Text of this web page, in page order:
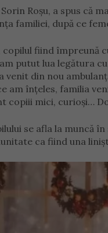
Roșu, a spus că
familiei, după ce
copilul fiind împreună
putut lua legătura
venit din nou
am înțeles, familia
copiii mici, curioși…
se afla la muncă
ca fiind una